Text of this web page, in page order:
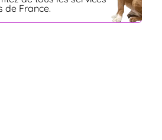
de France.